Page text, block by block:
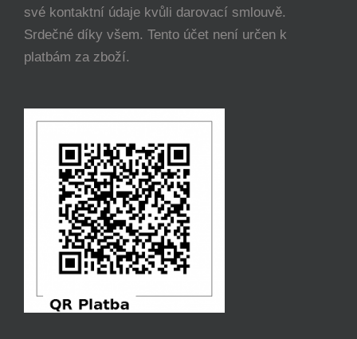
své kontaktní údaje kvůli darovací smlouvě.
Srdečné díky všem. Tento účet není určen k
platbám za zboží.